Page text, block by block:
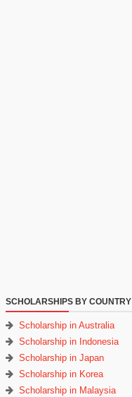
SCHOLARSHIPS BY COUNTRY
Scholarship in Australia
Scholarship in Indonesia
Scholarship in Japan
Scholarship in Korea
Scholarship in Malaysia